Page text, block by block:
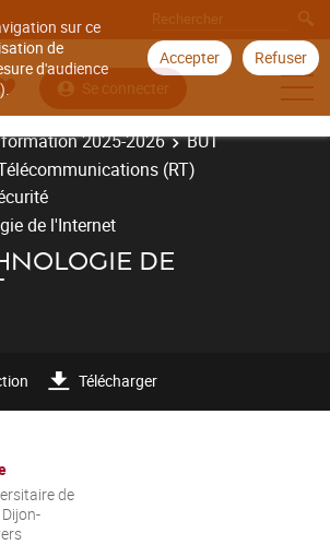
sur ce
de
d'audience
Accepter Refuser
Se connecter
2025-2026
BUT
(RT)
de l'Internet
DE
Télécharger
de